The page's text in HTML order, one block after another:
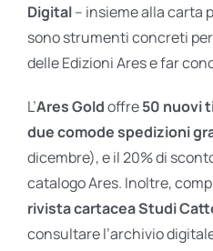
Digital– insieme alla carta
sono strumenti concreti
delle Edizioni Ares e far
L’Ares Goldoffre50 nuovi
due comode spedizioni
dicembre), e il 20% di
catalogo Ares. Inoltre,
rivista cartacea Studi
consultare l’archivio